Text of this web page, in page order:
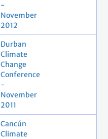
-
November
2012
Durban
Climate
Change
Conference
-
November
2011
Cancún
Climate